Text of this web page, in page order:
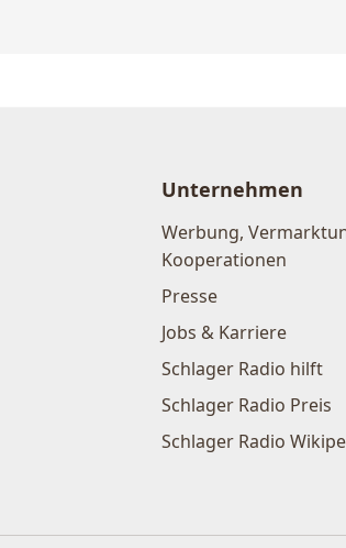
Unternehmen
Werbung,
Kooperationen
Presse
Jobs & Karriere
Schlager Radio hilft
Schlager Radio Preis
Schlager Radio